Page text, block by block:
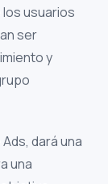
usuarios
ser
y
dará una
una